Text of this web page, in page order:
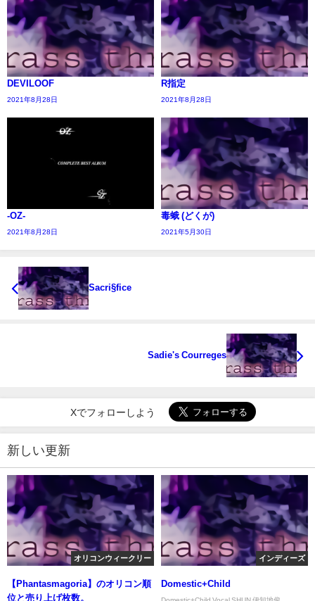
DEVILOOF
2021年8月28日
R指定
2021年8月28日
-OZ-
2021年8月28日
毒蛾 (どくが)
2021年5月30日
Sacri§fice
Sadie's Courreges
Xでフォローしよう
新しい更新
オリコンウィークリー
【Phantasmagoria】のオリコン順
位と売り上げ枚数。
インディーズ
Domestic+Child